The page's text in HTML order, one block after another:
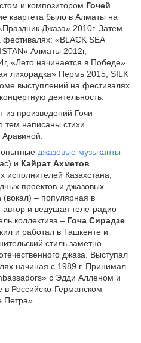
и композитором Гочей
квартета было в Алматы на
Джаза» 2010г. Затем
«BLACK SEA
Алматы 2012г,
«Лето начинается в Победе»
лихорадка» Пермь 2015, SILK
выступлений на фестивалях
деятельность.
из произведений Гочи
тем написаны стихи
Аравиной.
опытные джазовые музыканты –
и Кайрат Ахметов
исполнителей Казахстана,
проектов и джазовых
(вокал) – популярная в
автор и ведущая теле-радио
коллектива – Гоча Сирадзе
и работал в Ташкенте и
стиль заметно
джаза. Выступал
начиная с 1989 г. Принимал
с Эдди Алленом и
Российско-Германском
Петра».